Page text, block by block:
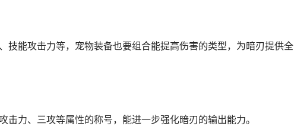
技能攻击力等，宠物装备也要组合能提高伤害的类型，为暗刃提供全
力、三攻等属性的称号，能进一步强化暗刃的输出能力。